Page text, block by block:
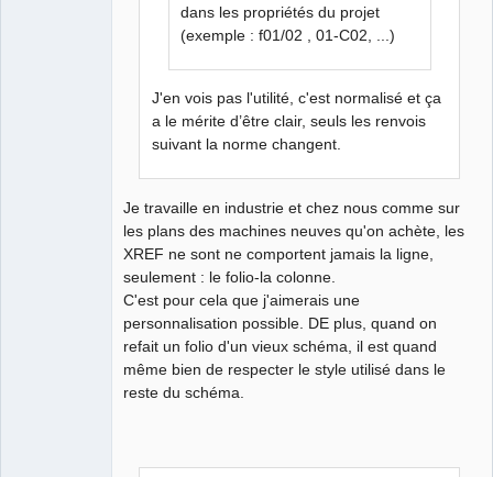
dans les propriétés du projet
(exemple : f01/02 , 01-C02, ...)
J'en vois pas l'utilité, c'est normalisé et ça
a le mérite d’être clair, seuls les renvois
suivant la norme changent.
Je travaille en industrie et chez nous comme sur
les plans des machines neuves qu'on achète, les
XREF ne sont ne comportent jamais la ligne,
seulement : le folio-la colonne.
C'est pour cela que j'aimerais une
personnalisation possible. DE plus, quand on
refait un folio d'un vieux schéma, il est quand
même bien de respecter le style utilisé dans le
reste du schéma.